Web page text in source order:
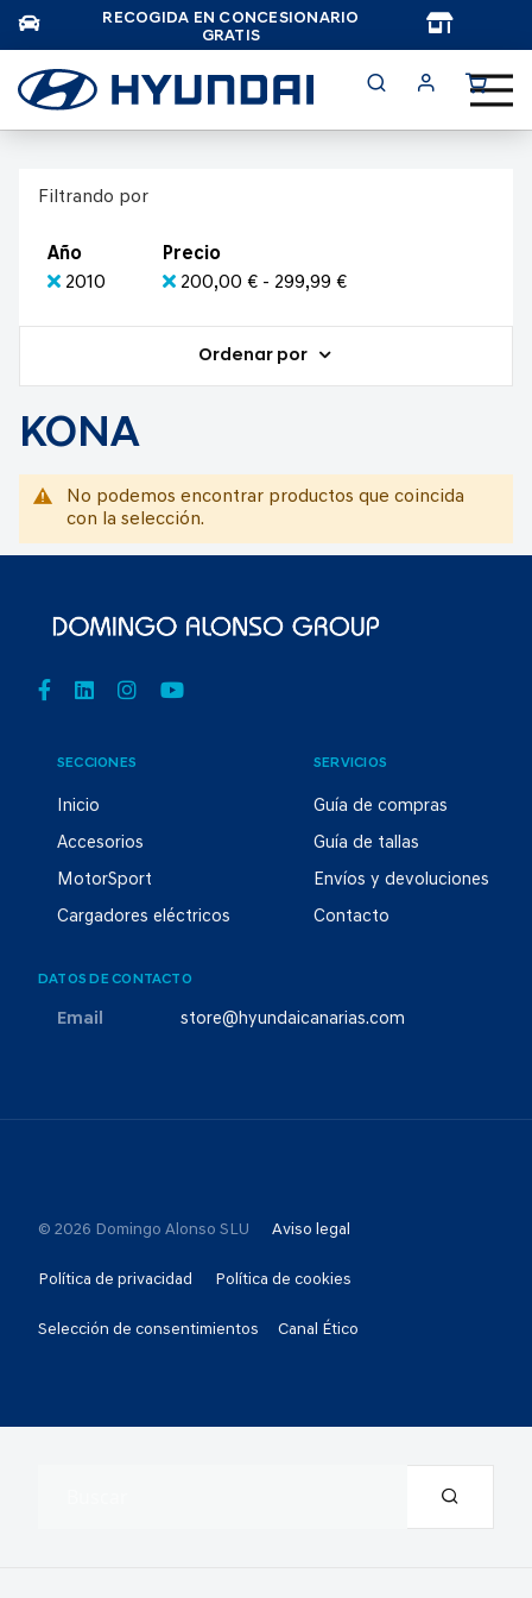
RECOGIDA EN CONCESIONARIO
GRATIS
Filtrando por
Año
2010
Precio
200,00 € - 299,99 €
Ordenar por
KONA
No podemos encontrar productos que coincida
con la selección.
SECCIONES
Inicio
Accesorios
MotorSport
Cargadores eléctricos
SERVICIOS
Guía de compras
Guía de tallas
Envíos y devoluciones
Contacto
DATOS DE CONTACTO
Email store@hyundaicanarias.com
© 2026 Domingo Alonso SLU Aviso legal
Política de privacidad Política de cookies
Selección de consentimientos Canal Ético